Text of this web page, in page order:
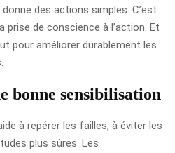
des actions simples. C’est
prise de conscience à l’action. Et
pour améliorer durablement les
bonne sensibilisation
à repérer les failles, à éviter les
plus sûres. Les